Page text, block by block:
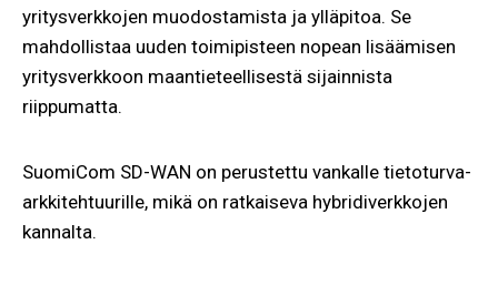
yritysverkkojen muodostamista ja ylläpitoa. Se
mahdollistaa uuden toimipisteen nopean lisäämisen
yritysverkkoon maantieteellisestä sijainnista
riippumatta.
SuomiCom SD-WAN on perustettu vankalle tietoturva-
arkkitehtuurille, mikä on ratkaiseva hybridiverkkojen
kannalta.